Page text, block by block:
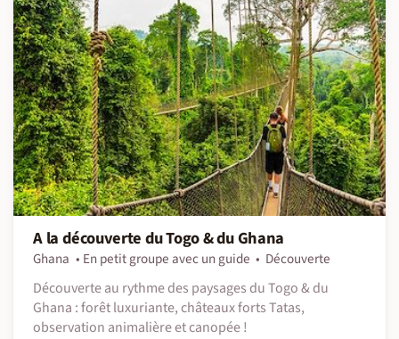
A la découverte du Togo & du Ghana
Ghana En petit groupe avec un guide
Découverte
Découverte au rythme des paysages du Togo & du
Ghana : forêt luxuriante, châteaux forts Tatas,
observation animalière et canopée !